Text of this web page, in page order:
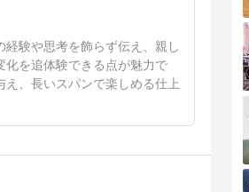
験や思考を飾らず伝え、親し
化を追体験できる点が魅力で
、長いスパンで楽しめる仕上